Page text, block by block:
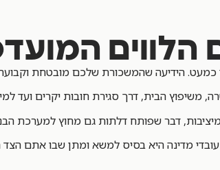
הלווים
כמעט. הידיעה שהמשכורת שלכם מובטחת
משיפוץ הבית, דרך סגירת חובות יקרים ועד
מיציבות, דבר שפותח דלתות גם מחוץ למערכת
מדינה היא בסיס למשא ומתן שבו אתם